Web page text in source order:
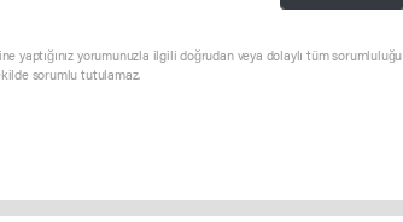
yaptığınız yorumunuzla ilgili doğrudan veya dolaylı tüm sorumluluğu
sorumlu tutulamaz.